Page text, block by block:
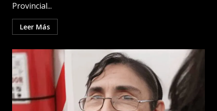
Provincial...
Leer Más